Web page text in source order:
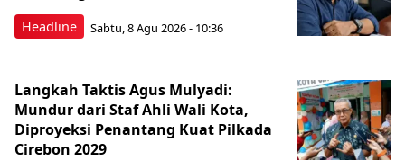
Headline Sabtu, 8 Agu 2026 - 10:36
Langkah Taktis Agus Mulyadi:
Mundur dari Staf Ahli Wali Kota,
Diproyeksi Penantang Kuat Pilkada
Cirebon 2029